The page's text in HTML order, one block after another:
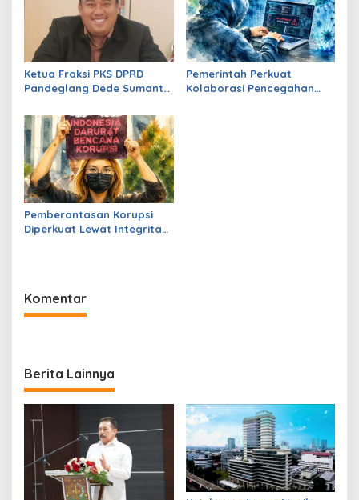
Ketua Fraksi PKS DPRD
Pandeglang Dede Sumantri
Narkoba, Ajak Masyarakat
Bersatu Lawan Peredaran
Barang Haram
Pemerintah Perkuat
Kolaborasi Pencegahan
Pemberantasan Korupsi
Diperkuat Lewat Integritas
Komentar
Berita Lainnya